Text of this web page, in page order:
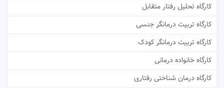
کارگاه تحلیل رفتار متقابل
کارگاه تربیت درمانگر جنسی
کارگاه تربیت درمانگر کودک
کارگاه خانواده درمانی
کارگاه درمان شناختی رفتاری